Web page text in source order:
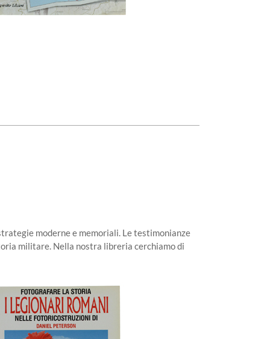
moderne e memoriali. Le testimonianze
militare. Nella nostra libreria cerchiamo di